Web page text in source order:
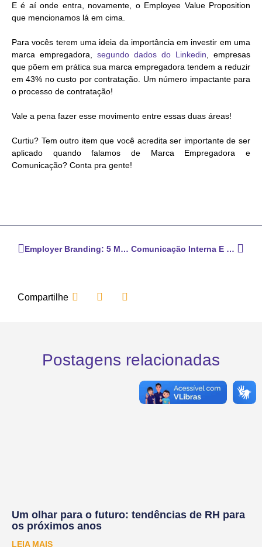
E é aí onde entra, novamente, o Employee Value Proposition
que mencionamos lá em cima.
Para vocês terem uma ideia da importância em investir em uma
marca empregadora, segundo dados do Linkedin , empresas
que põem em prática sua marca empregadora tendem a reduzir
em 43% no custo por contratação. Um número impactante para
o processo de contratação!
Vale a pena fazer esse movimento entre essas duas áreas!
Curtiu? Tem outro item que você acredita ser importante de ser
aplicado quando falamos de Marca Empregadora e
Comunicação? Conta pra gente!
Employer Branding: 5 Métricas Essenciais Comunicação Interna E Employee Experience, Juntos!
Compartilhe
Postagens relacionadas
Um olhar para o futuro: tendências de RH para
os próximos anos
LEIA MAIS